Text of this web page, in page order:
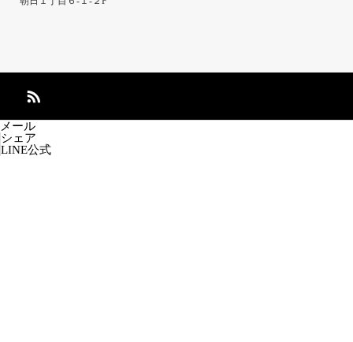
メール
シェア
LINE公式